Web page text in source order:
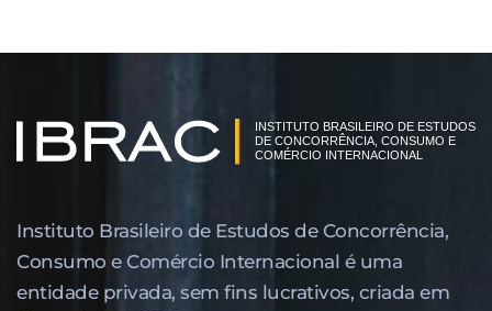
Instituto Brasileiro de Estudos de Concor­rência,
Consumo e Comércio Internacional é uma
entidade privada, sem fins lucrativos, criada em